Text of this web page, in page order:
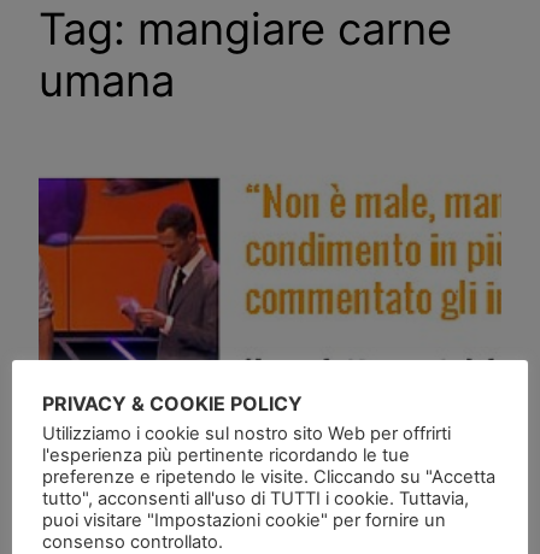
Tag: mangiare carne
umana
PRIVACY & COOKIE POLICY
Utilizziamo i cookie sul nostro sito Web per offrirti
l'esperienza più pertinente ricordando le tue
preferenze e ripetendo le visite. Cliccando su "Accetta
tutto", acconsenti all'uso di TUTTI i cookie. Tuttavia,
puoi visitare "Impostazioni cookie" per fornire un
consenso controllato.